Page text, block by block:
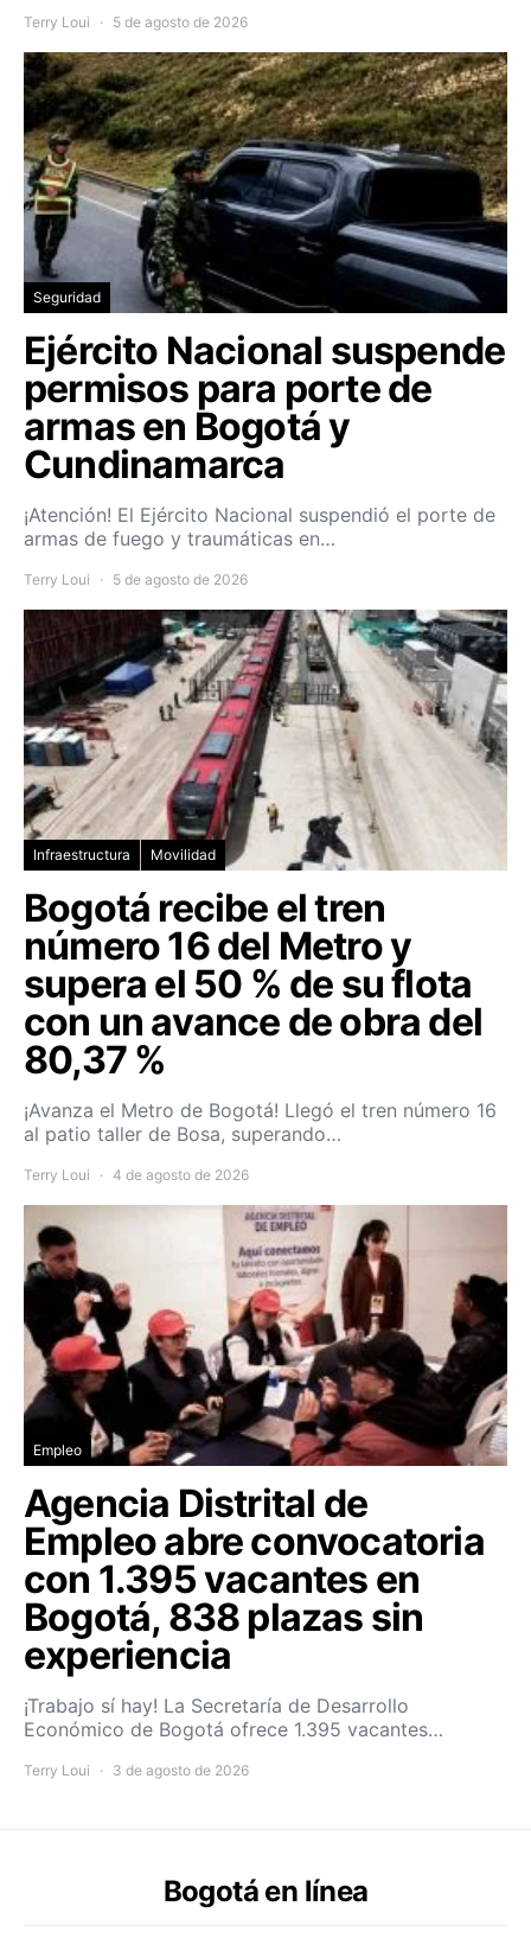
Terry Loui 5 de agosto de 2026
Seguridad
Ejército Nacional suspende
permisos para porte de
armas en Bogotá y
Cundinamarca
¡Atención! El Ejército Nacional suspendió el porte de
armas de fuego y traumáticas en…
Terry Loui 5 de agosto de 2026
Infraestructura Movilidad
Bogotá recibe el tren
número 16 del Metro y
supera el 50 % de su flota
con un avance de obra del
80,37 %
¡Avanza el Metro de Bogotá! Llegó el tren número 16
al patio taller de Bosa, superando…
Terry Loui 4 de agosto de 2026
Empleo
Agencia Distrital de
Empleo abre convocatoria
con 1.395 vacantes en
Bogotá, 838 plazas sin
experiencia
¡Trabajo sí hay! La Secretaría de Desarrollo
Económico de Bogotá ofrece 1.395 vacantes…
Terry Loui 3 de agosto de 2026
Bogotá en línea